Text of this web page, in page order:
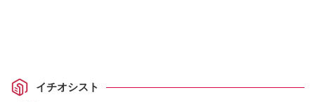
イチオシスト